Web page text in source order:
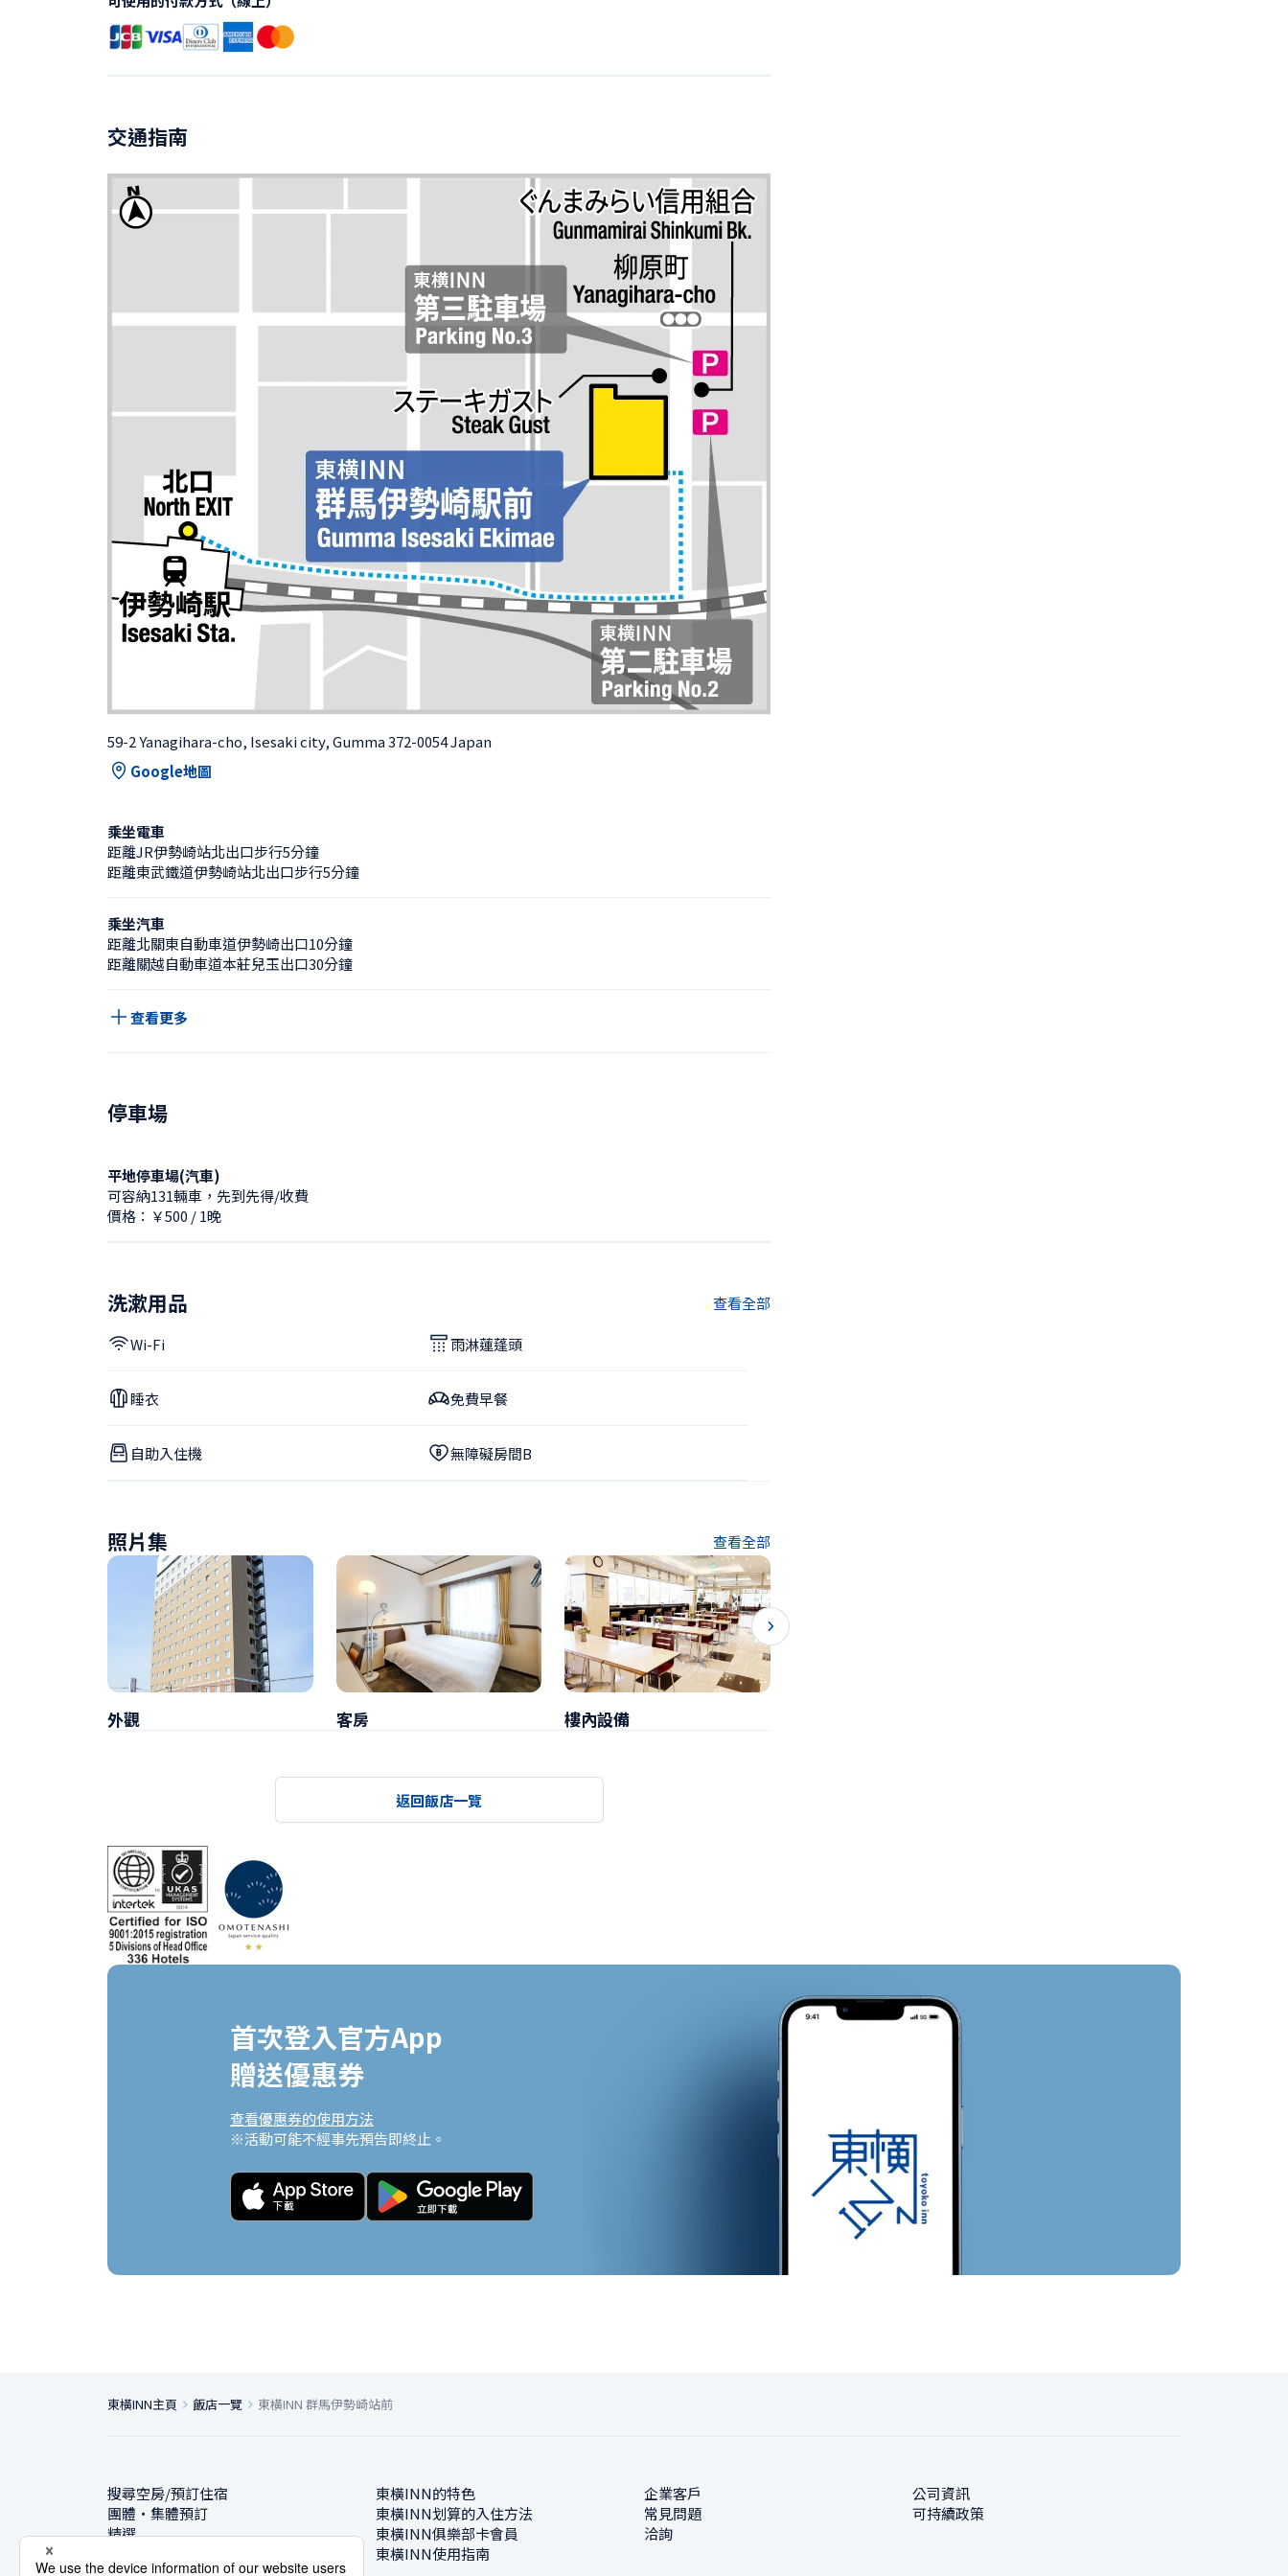
交通指南
59-2 Yanagihara-cho, Isesaki city, Gumma 372-0054 Japan
Google地圖
乘坐電車
距離JR伊勢崎站北出口步行5分鐘
距離東武鐵道伊勢崎站北出口步行5分鐘
乘坐汽車
距離北關東自動車道伊勢崎出口10分鐘
距離關越自動車道本莊兒玉出口30分鐘
查看更多
停車場
平地停車場(汽車)
可容納131輛車，先到先得/收費
價格：￥500 / 1晚
洗漱用品 查看全部
Wi-Fi 雨淋蓮蓬頭
睡衣 免費早餐
自助入住機 無障礙房間B
照片集 查看全部
外觀 客房 樓內設備
返回飯店一覽
首次登入官方App
贈送優惠券
查看優惠券的使用方法
※活動可能不經事先預告即終止。
東橫INN主頁 飯店一覽 東橫INN 群馬伊勢崎站前
搜尋空房/預訂住宿
團體・集體預訂
精選
東橫INN的特色
東橫INN划算的入住方法
東橫INN俱樂部卡會員
東橫INN使用指南
企業客戶
常見問題
洽詢
公司資訊
可持續政策